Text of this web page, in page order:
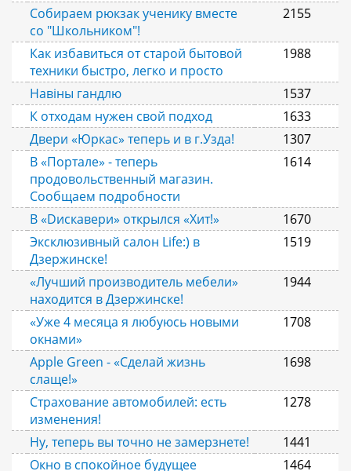
Собираем рюкзак ученику вместе
со "Школьником"!
2155
Как избавиться от старой бытовой
техники быстро, легко и просто
1988
Навіны гандлю
1537
К отходам нужен свой подход
1633
Двери «Юркас» теперь и в г.Узда!
1307
В «Портале» - теперь
продовольственный магазин.
Сообщаем подробности
1614
В «Dискавери» открылся «Хит!»
1670
Эксклюзивный салон Life:) в
Дзержинске!
1519
«Лучший производитель мебели»
находится в Дзержинске!
1944
«Уже 4 месяца я любуюсь новыми
окнами»
1708
Apple Green - «Сделай жизнь
слаще!»
1698
Страхование автомобилей: есть
изменения!
1278
Ну, теперь вы точно не замерзнете!
1441
Окно в спокойное будущее
1464